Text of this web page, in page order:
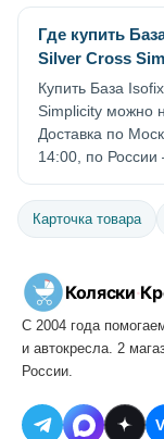
Где купить
Silver Cross
Купить База
Simplicity можно
Доставка по
14:00, по России
Карточка товара
Коляски·
С 2004 года
и автокресла. 2
России.